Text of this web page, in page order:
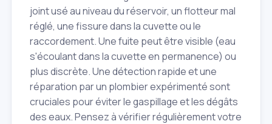
joint usé au niveau du réservoir, un flotteur mal
réglé, une fissure dans la cuvette ou le
raccordement. Une fuite peut être visible (eau
s'écoulant dans la cuvette en permanence) ou
plus discrète. Une détection rapide et une
réparation par un plombier expérimenté sont
cruciales pour éviter le gaspillage et les dégâts
des eaux. Pensez à vérifier régulièrement votre